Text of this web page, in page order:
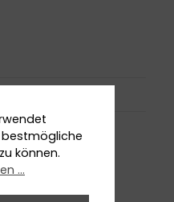
bestmögliche
können.
...